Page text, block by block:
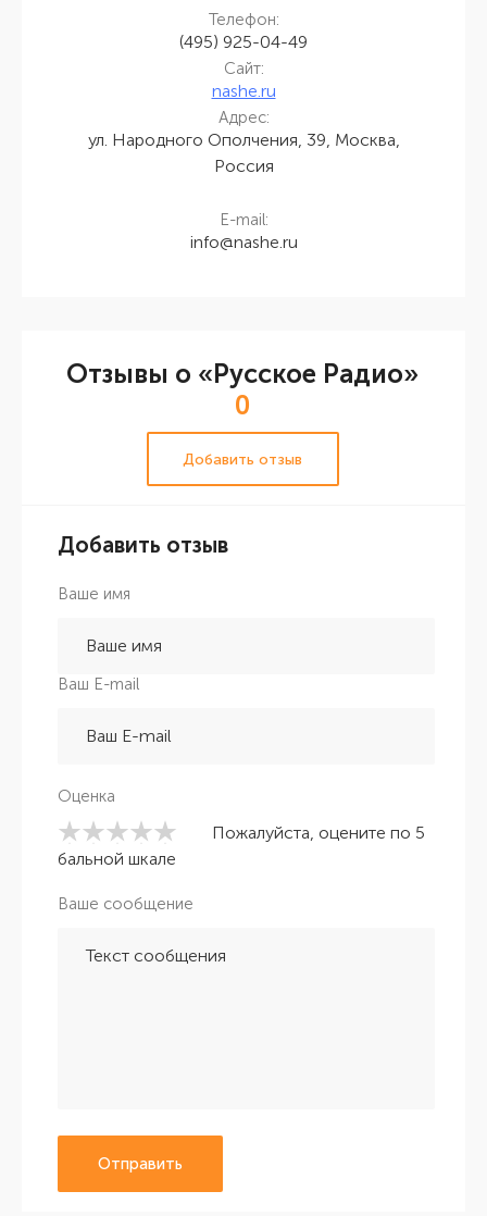
Телефон:
(495) 925-04-49
Сайт:
nashe.ru
Адрес:
ул. Народного Ополчения, 39, Москва,
Россия
E-mail:
info@nashe.ru
Отзывы о «Русское Радио»
0
Добавить отзыв
Добавить отзыв
Ваше имя
Ваш E-mail
Оценка
Пожалуйста, оцените по 5
бальной шкале
Ваше сообщение
Отправить